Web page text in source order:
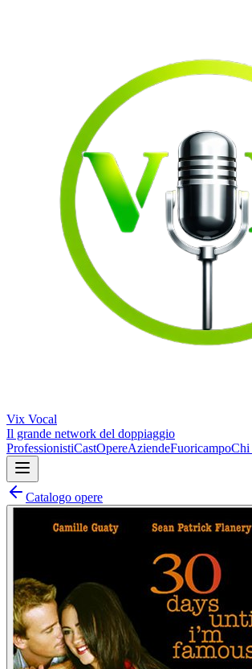
Vix Vocal
Il grande network del doppiaggio
ProfessionistiCastOpereAziendeFuoricampoChi
Catalogo opere